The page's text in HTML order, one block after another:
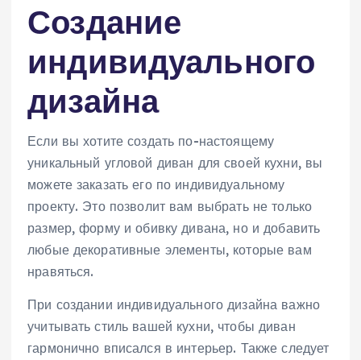
Создание
индивидуального
дизайна
Если вы хотите создать по-настоящему
уникальный угловой диван для своей кухни, вы
можете заказать его по индивидуальному
проекту. Это позволит вам выбрать не только
размер, форму и обивку дивана, но и добавить
любые декоративные элементы, которые вам
нравяться.
При создании индивидуального дизайна важно
учитывать стиль вашей кухни, чтобы диван
гармонично вписался в интерьер. Также следует